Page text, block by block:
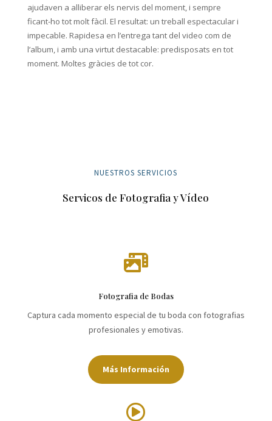
ajudaven a alliberar els nervis del moment, i sempre
ficant-ho tot molt fàcil. El resultat: un treball espectacular i
impecable. Rapidesa en l’entrega tant del video com de
l’album, i amb una virtut destacable: predisposats en tot
moment. Moltes gràcies de tot cor.
NUESTROS SERVICIOS
Servicos de Fotografia y Vídeo

Fotografia de Bodas
Captura cada momento especial de tu boda con fotografias
profesionales y emotivas.
Más Información
